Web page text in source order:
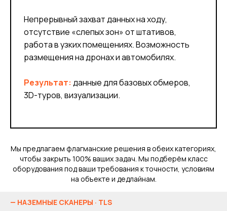
Непрерывный захват данных на ходу,
отсутствие «слепых зон» от штативов,
работа в узких помещениях. Возможность
размещения на дронах и автомобилях.
Результат: данные для базовых обмеров,
3D-туров, визуализации.
Мы предлагаем флагманские решения в обеих категориях,
чтобы закрыть 100% ваших задач. Мы подберём класс
оборудования под ваши требования к точности, условиям
на объекте и дедлайнам.
— НАЗЕМНЫЕ СКАНЕРЫ · TLS